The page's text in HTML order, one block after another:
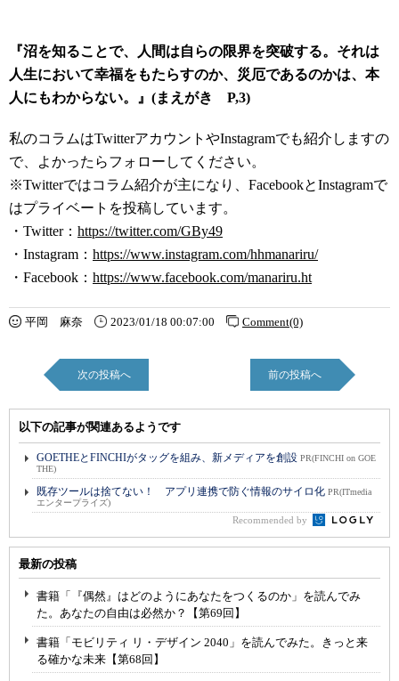
『沼を知ることで、人間は自らの限界を突破する。それは
人生において幸福をもたらすのか、災厄であるのかは、本
人にもわからない。』(まえがき P,3)
私のコラムはTwitterアカウントやInstagramでも紹介しますの
で、よかったらフォローしてください。
※Twitterではコラム紹介が主になり、FacebookとInstagramで
はプライベートを投稿しています。
・Twitter： https://twitter.com/GBy49
・Instagram： https://www.instagram.com/hhmanariru/
・Facebook： https://www.facebook.com/manariru.ht
平岡 麻奈 2023/01/18 00:07:00 Comment(0)
次の投稿へ 前の投稿へ
以下の記事が関連あるようです
GOETHEとFINCHIがタッグを組み、新メディアを創設 PR(FINCHI on GOE
THE)
既存ツールは捨てない！ アプリ連携で防ぐ情報のサイロ化 PR(ITmedia
エンタープライズ)
Recommended by
最新の投稿
書籍「『偶然』はどのようにあなたをつくるのか」を読んでみ
た。あなたの自由は必然か？【第69回】
書籍「モビリティ リ・デザイン 2040」を読んでみた。きっと来
る確かな未来【第68回】